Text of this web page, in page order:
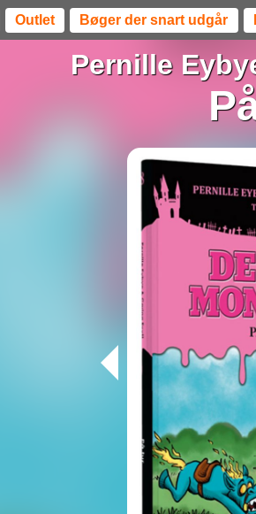
Outlet Bøger der snart udgår
Pernille